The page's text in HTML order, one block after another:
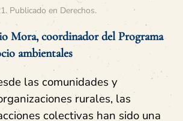
. Publicado en Derechos.
Mora, coordinador del Programa
ambientales
las comunidades y
rurales, las
colectivas han sido una